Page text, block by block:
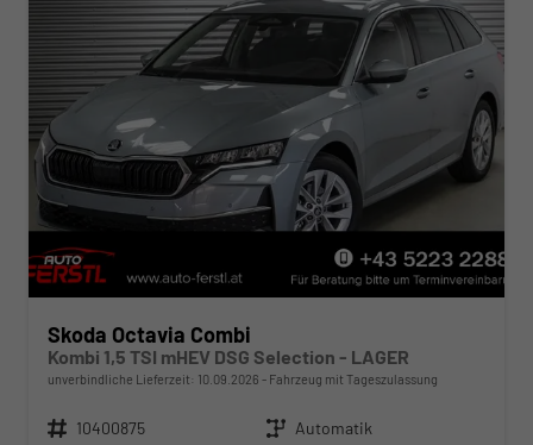
Skoda Octavia Combi
Kombi 1,5 TSI mHEV DSG Selection - LAGER
unverbindliche Lieferzeit: 10.09.2026 Fahrzeug mit Tageszulassung
Fahrzeugnr. 10400875 Getriebe Automatik